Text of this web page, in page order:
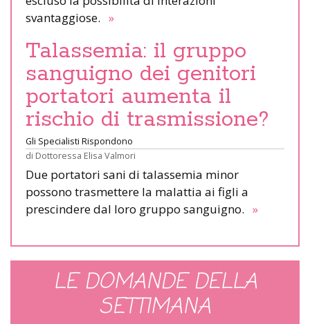
svantaggiose. »
Talassemia: il gruppo
sanguigno dei genitori
portatori aumenta il
rischio di trasmissione?
Gli Specialisti Rispondono
di Dottoressa Elisa Valmori
Due portatori sani di talassemia minor
possono trasmettere la malattia ai figli a
prescindere dal loro gruppo sanguigno. »
LE DOMANDE DELLA
SETTIMANA